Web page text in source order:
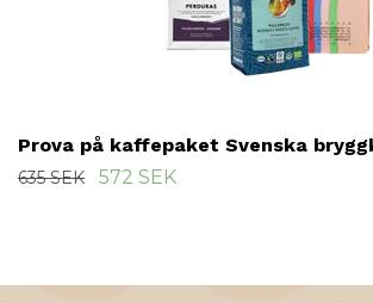
Prova på kaffepaket Svenska
635 SEK 572 SEK